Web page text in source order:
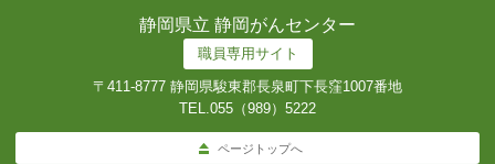
静岡県立 静岡がんセンター
職員専用サイト
〒411-8777 静岡県駿東郡長泉町下長窪1007番地
TEL.055（989）5222
ページトップへ